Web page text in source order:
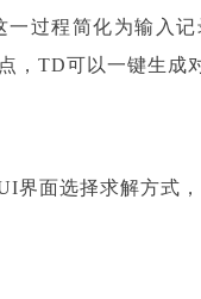
一过程简化为输入
，TD可以一键生
界面选择求解方式